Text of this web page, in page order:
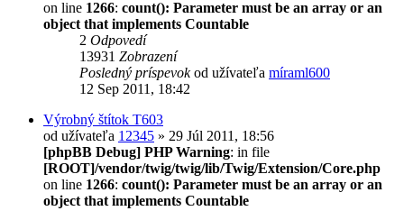
on line 1266: count(): Parameter must be an array or an
object that implements Countable
2 Odpovedí
13931 Zobrazení
Posledný príspevokod užívateľa míraml600
12 Sep 2011, 18:42
Výrobný štítok T603
od užívateľa 12345 » 29 Júl 2011, 18:56
[phpBB Debug] PHP Warning: in file
[ROOT]/vendor/twig/twig/lib/Twig/Extension/Core.php
on line 1266: count(): Parameter must be an array or an
object that implements Countable